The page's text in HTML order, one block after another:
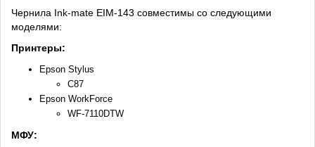
Чернила Ink-mate EIM-143 совместимы со следующими
моделями:
Принтеры:
Epson Stylus
C87
Epson WorkForce
WF-7110DTW
МФУ: